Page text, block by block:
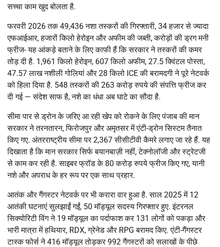
सच्चा काम खुद बोलता है.
फरवरी 2026 तक 49,436 नशा तस्करों की गिरफ्तारी, 34 हजार से ज्यादा
एफआईआर, हजारों किलो हेरोइन और अफीम की जब्ती, करोड़ों की ड्रग मनी
फ्रीज- यह आंकड़े बताने के लिए काफी हैं कि सरकार ने तस्करों की कमर
तोड़ दी है. 1,961 किलो हेरोइन, 607 किलो अफीम, 27.5 क्विंटल पोस्ता,
47.57 लाख नशीली गोलियां और 28 किलो ICE की बरामदगी ने पूरे नेटवर्क
को हिला दिया है. 548 तस्करों की 263 करोड़ रुपये की संपत्ति फ्रीज कर
दी गई — संदेश साफ है, नशे का धंधा अब घाटे का सौदा है.
सीमा पार से ड्रोन के जरिए आ रही खेप को रोकने के लिए पंजाब की मान
सरकार ने तरनतारन, फिरोजपुर और अमृतसर में एंटी-ड्रोन सिस्टम तैनात
किए गए. अंतरराष्ट्रीय सीमा पर 2,367 सीसीटीवी कैमरे लगाए जा रहे हैं. यह
दिखाता है कि मान सरकार सिर्फ बयानबाज़ी नहीं, टेक्नोलॉजी और स्ट्रेटजी
से काम कर रही है. साइबर फ्रॉड के 80 करोड़ रुपये फ्रीज किए गए, यानी
नशे और अपराध के हर रूप पर एक साथ प्रहार.
आतंक और गैंगस्टर नेटवर्क पर भी करारा वार हुआ है. साल 2025 में 12
आतंकी घटनाएं सुलझाईं गईं, 50 मॉड्यूल सदस्य गिरफ्तार हुए. इंटरनल
सिक्योरिटी विंग ने 19 मॉड्यूल का पर्दाफाश कर 131 लोगों को पकड़ा और
भारी मात्रा में हथियार, RDX, ग्रेनेड और RPG बरामद किए. एंटी-गैंगस्टर
टास्क फोर्स ने 416 मॉड्यूल तोड़कर 992 गैंगस्टरों को सलाखों के पीछे